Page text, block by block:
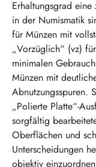
Erhaltungsgrad
in der Numismatik
für Münzen mit
„Vorzüglich“ (vz)
minimalen
Münzen mit
Abnutzungsspuren.
„Polierte Platte“-
sorgfältig
Oberflächen und
Unterscheidungen
objektiv